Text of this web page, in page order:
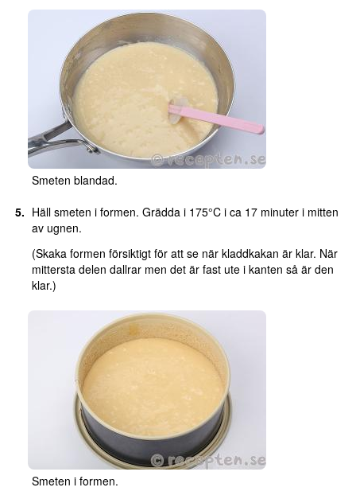
Smeten blandad.
Häll smeten i formen. Grädda i 175°C i ca 17 minuter i mitten
av ugnen.
(Skaka formen försiktigt för att se när kladdkakan är klar. När
mittersta delen dallrar men det är fast ute i kanten så är den
klar.)
Smeten i formen.